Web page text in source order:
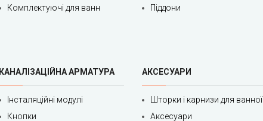
Комплектуючі для ванн
Піддони
КАНАЛІЗАЦІЙНА АРМАТУРА
Інсталяційні модулі
Кнопки
АКСЕСУАРИ
Шторки і карнизи для ванної
Аксесуари